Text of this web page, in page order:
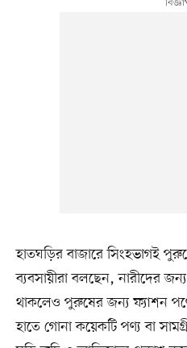
হাতঘড়ির বাজারে সিংহভাগই
ব্যবসায়ীরা বলছেন, নারীদের
থাকলেও পুরুষের জন্য ফ্যাশন
হাতে গোনা কয়েকটি পণ্য বা